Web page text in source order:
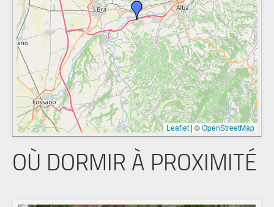
Leaflet | ©OpenStreetMap
OÙ DORMIR À PROXIMITÉ